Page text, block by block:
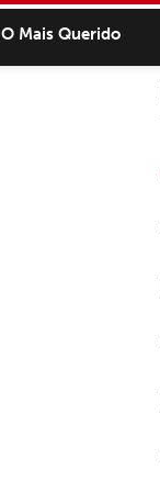
O Mais Querido